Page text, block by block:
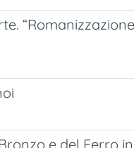
e del Ferro